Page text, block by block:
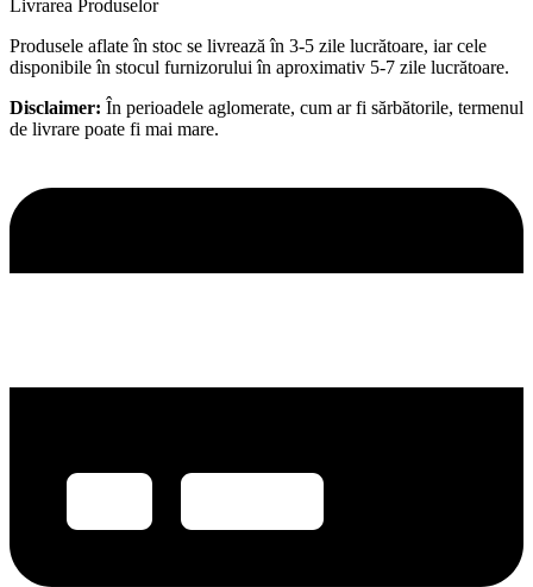
Livrarea Produselor
Produsele aflate în stoc se livrează în 3-5 zile lucrătoare, iar cele
disponibile în stocul furnizorului în aproximativ 5-7 zile lucrătoare.
Disclaimer: În perioadele aglomerate, cum ar fi sărbătorile, termenul
de livrare poate fi mai mare.